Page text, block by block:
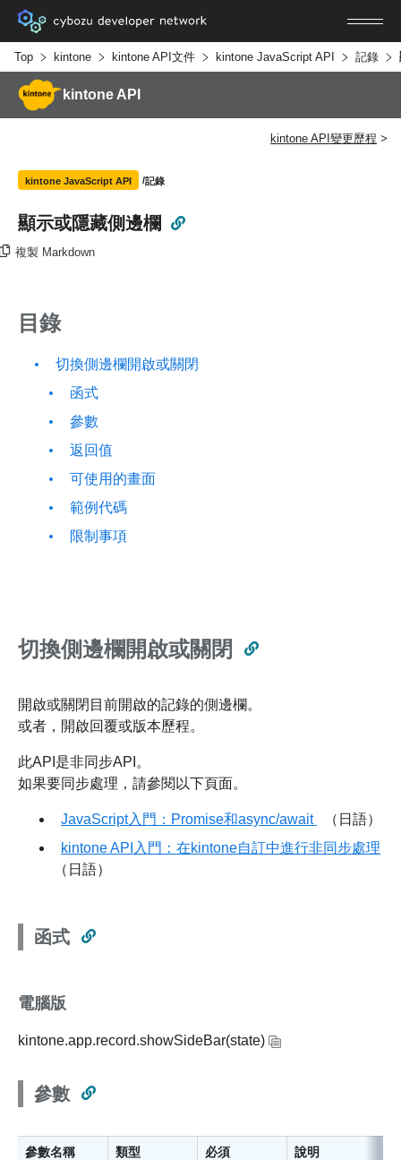
Top kintone kintone API文件 kintone JavaScript API 記錄
kintone API
kintone API變更歷程
kintone JavaScript API 記錄
顯示或隱藏側邊欄
複製 Markdown
目錄
切換側邊欄開啟或關閉
函式
參數
返回值
可使用的畫面
範例代碼
限制事項
切換側邊欄開啟或關閉
開啟或關閉目前開啟的記錄的側邊欄。
或者，開啟回覆或版本歷程。
此API是非同步API。
如果要同步處理，請參閱以下頁面。
JavaScript入門：Promise和async/await
（日語）
kintone API入門：在kintone自訂中進行非同步處理
（日語）
函式
電腦版
kintone.app.record.showSideBar(state)
參數
參數名稱 類型 必須 說明